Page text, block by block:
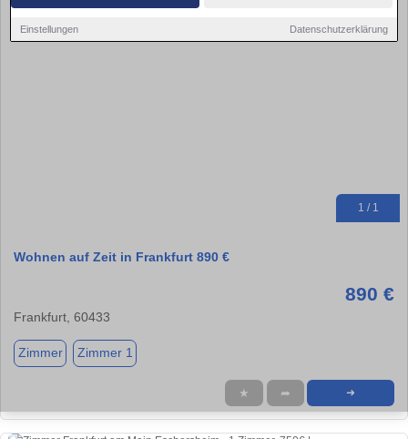
Einstellungen Datenschutzerklärung
1 / 1
Wohnen auf Zeit in Frankfurt 890 €
890 €
Frankfurt, 60433
Zimmer Zimmer 1
★ ➦ ➜